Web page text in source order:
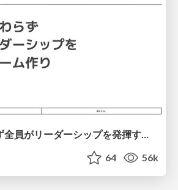
職位にかかわらず全員がリーダーシップを発揮するチーム作り / Building a team where everyone can demonstrate leadership regardless of position
64 56k